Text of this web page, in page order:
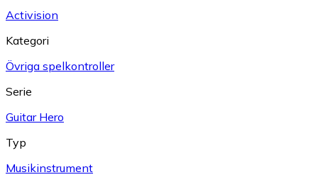
Activision
Kategori
Övriga spelkontroller
Serie
Guitar Hero
Typ
Musikinstrument